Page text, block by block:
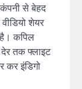
कंपनी से बेहद
शेयर
है। कपिल
तक फ्लाइट
कर इंडिगो